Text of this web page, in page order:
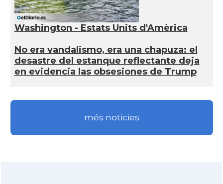
Washington - Estats Units d'Amèrica
No era vandalismo, era una chapuza: el
desastre del estanque reflectante deja
en evidencia las obsesiones de Trump
més noticies